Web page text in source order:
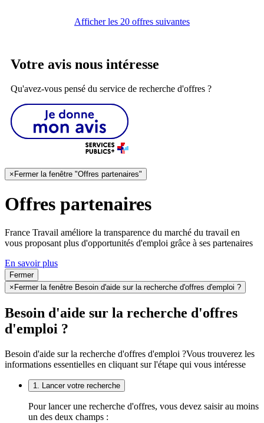
Afficher les 20 offres suivantes
Votre avis nous intéresse
Qu'avez-vous pensé du service de recherche d'offres ?
× Fermer la fenêtre "Offres partenaires"
Offres partenaires
France Travail améliore la transparence du marché du travail en
vous proposant plus d'opportunités d'emploi grâce à ses partenaires
En savoir plus
Fermer
× Fermer la fenêtre Besoin d'aide sur la recherche d'offres d'emploi ?
Besoin d'aide sur la recherche d'offres
d'emploi ?
Besoin d'aide sur la recherche d'offres d'emploi ?Vous trouverez les
informations essentielles en cliquant sur l'étape qui vous intéresse
1. Lancer votre recherche
Pour lancer une recherche d'offres, vous devez saisir au moins
un des deux champs :